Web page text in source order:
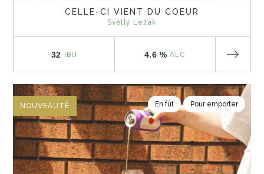
CELLE-CI VIENT DU COEUR
Světlý Ležák
32 IBU 4.6 % ALC
NOUVEAUTÉ En fût Pour emporter